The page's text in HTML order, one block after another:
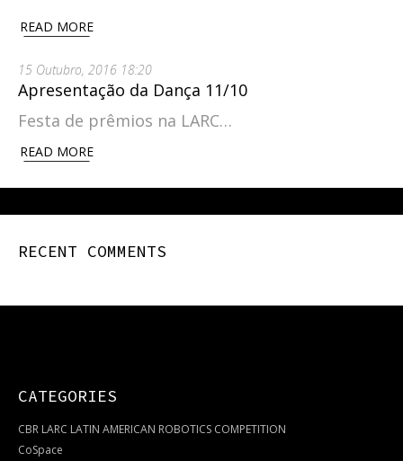
READ MORE
15 Outubro, 2016 18:20
Apresentação da Dança 11/10
Festa de prêmios na LARC…
READ MORE
RECENT COMMENTS
CATEGORIES
CBR LARC LATIN AMERICAN ROBOTICS COMPETITION
CoSpace